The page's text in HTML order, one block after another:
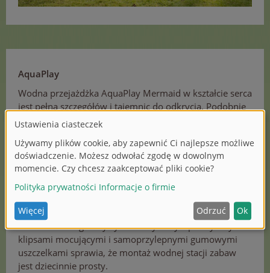
AquaPlay
Wodna przejażdżka AquaPlay Mermaid w kształcie serca
jest pełna szczegółów i tajemnic do odkrycia. Podobnie
jak w przypadku wszystkich innych przejażdżek
nieograniczone możliwości zabawy. Przejażdżkę wodną
Aqua Play można łatwo połączyć z innymi
przejażdżkami AquaPlay. Aby zapewnić, że słońce lub
deszcz nie zaszkodzą zabawce wodnej, tor jest wysoce
odporny na promieniowanie UV i stabilny - idealny do
zabawy i pluskania się w ogrodzie, na patio lub na
balkonie. Inteligentny system wtykowy z praktycznymi
klipsami mocującymi i samoprzylepnymi gumowymi
uszczelkami sprawia, że montaż wodnej stacji zabaw
jest dziecinnie prosty.